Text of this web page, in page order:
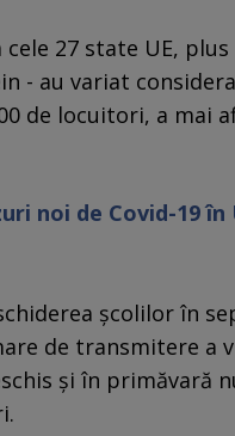
27 state UE,
- au variat
de locuitori, a mai
noi de Covid-19
şcolilor în
de transmitere a
şi în primăvară